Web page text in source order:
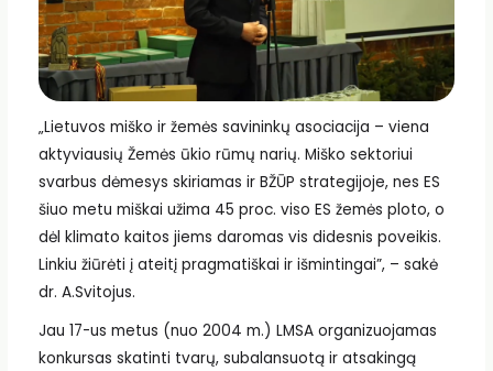
„Lietuvos miško ir žemės savininkų asociacija – viena
aktyviausių Žemės ūkio rūmų narių. Miško sektoriui
svarbus dėmesys skiriamas ir BŽŪP strategijoje, nes ES
šiuo metu miškai užima 45 proc. viso ES žemės ploto, o
dėl klimato kaitos jiems daromas vis didesnis poveikis.
Linkiu žiūrėti į ateitį pragmatiškai ir išmintingai”, – sakė
dr. A.Svitojus.
Jau 17-us metus (nuo 2004 m.) LMSA organizuojamas
konkursas skatinti tvarų, subalansuotą ir atsakingą